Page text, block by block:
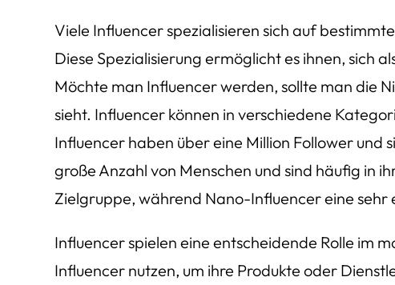
Viele Influencer spezialisieren sich auf
Diese Spezialisierung ermöglicht es ihnen, sich
Möchte man Influencer werden, sollte man die
sieht. Influencer können in verschiedene
Influencer haben über eine Million Follower
große Anzahl von Menschen und sind häufig in
Zielgruppe, während Nano-Influencer eine sehr
Influencer spielen eine entscheidende Rolle im
Influencer nutzen, um ihre Produkte oder